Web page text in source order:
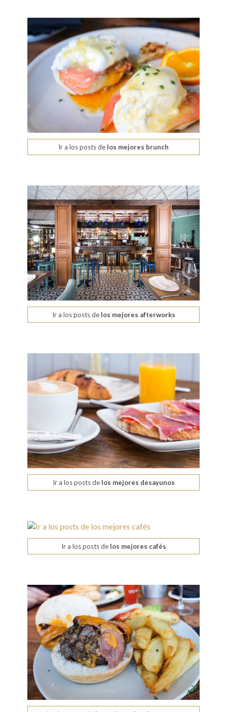
Ir a los posts de los mejores brunch
Ir a los posts delos mejores afterworks
Ir a los posts delos mejores desayunos
Ir a los posts delos mejores cafés